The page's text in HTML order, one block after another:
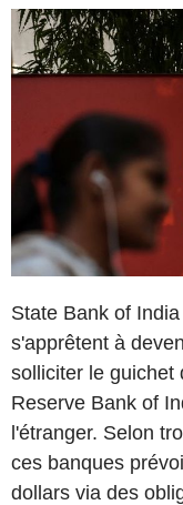
State Bank of
s'apprêtent à
solliciter le guichet
Reserve Bank of
l'étranger. Selon
ces banques
dollars via des